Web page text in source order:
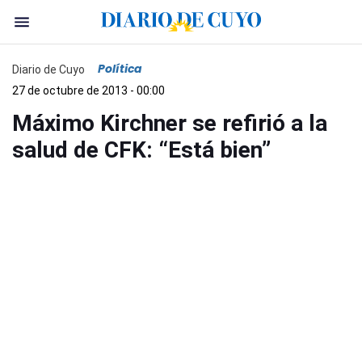
Diario de Cuyo Política
27 de octubre de 2013 - 00:00
Máximo Kirchner se refirió a la
salud de CFK: “Está bien”